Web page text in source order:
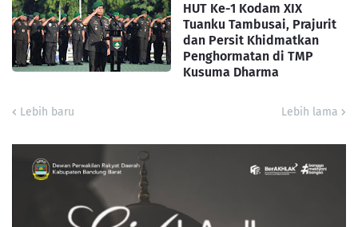
HUT Ke-1 Kodam XIX
Tuanku Tambusai, Prajurit
dan Persit Khidmatkan
Penghormatan di TMP
Kusuma Dharma
Lebih baru Lebih lama